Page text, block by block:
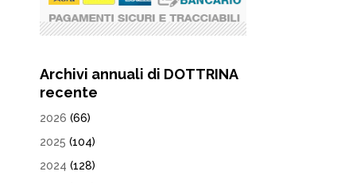
Archivi annuali di DOTTRINA
recente
2026 (66)
2025 (104)
2024 (128)